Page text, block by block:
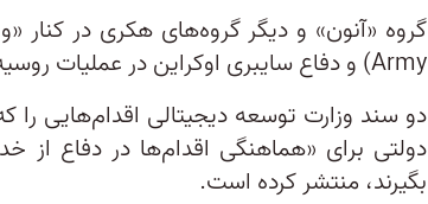
Army) و دفاع سایبری اوکراین در عملیات روسیه اختلال ایجاد کرده‌اند.
دو سند وزارت توسعه دیجیتالی اقدام‌هایی را
دولتی برای «هماهنگی اقدام‌ها در دفاع از
بگیرند، منتشر کرده است.